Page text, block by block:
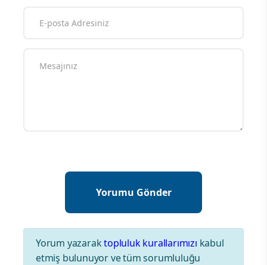
Yorum yazaraktopluluk kurallarımızı kabul
etmiş bulunuyor ve tüm sorumluluğu